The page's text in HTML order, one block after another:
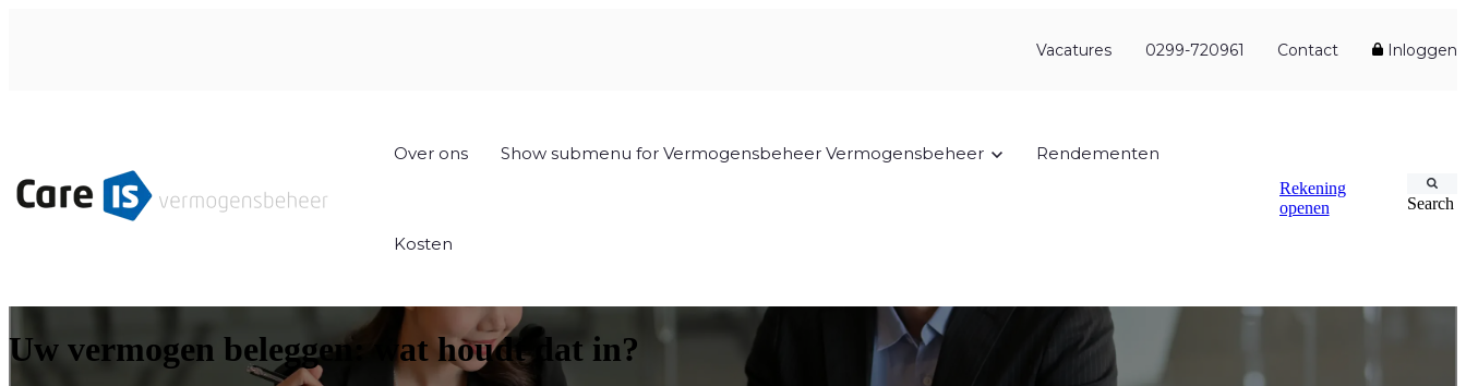
Vacatures 0299-720961 Contact Inloggen
Over ons Show submenu for Vermogensbeheer Vermogensbeheer Rendementen
Kosten
Rekening
openen
Search
Uw vermogen beleggen: wat houdt dat in?